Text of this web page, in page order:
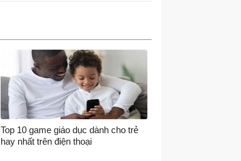
Top 10 game giáo dục dành cho trẻ
hay nhất trên điện thoại